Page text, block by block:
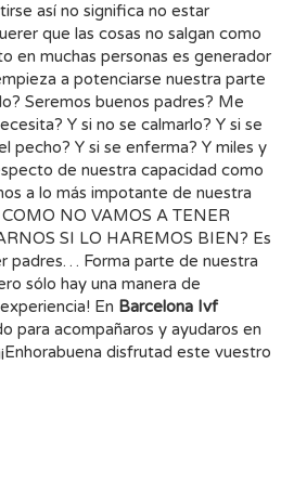
así no significa no estar
que las cosas no salgan como
en muchas personas es generador
Seremos buenos padres? Me
Y si no se calmarlo? Y si se
pecho? Y si se enferma? Y miles y
de nuestra capacidad como
a lo más impotante de nuestra
NO VAMOS A TENER
SI LO HAREMOS BIEN? Es
padres… Forma parte de nuestra
sólo hay una manera de
resolverlo… viviendo la experiencia! En Barcelona Ivf
para acompañaros y ayudaros en